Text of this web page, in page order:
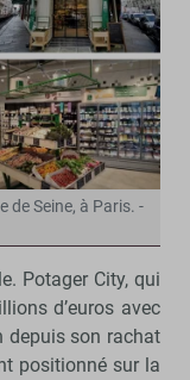
de Seine, à Paris. -
Potager City, qui
d’euros avec
depuis son rachat
positionné sur la